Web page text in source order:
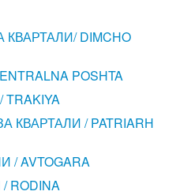
DIMCHO
POSHTA
/ PATRIARH
/ AVTOGARA
RODINA